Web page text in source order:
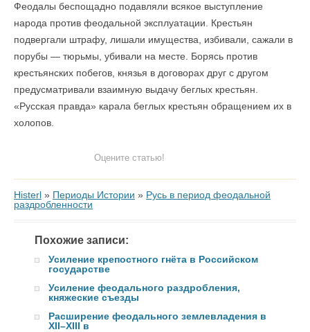
Феодалы беспощадно подавляли всякое выступление
народа против феодальной эксплуатации. Крестьян
подвергали штрафу, лишали имущества, избивали, сажали в
порубы — тюрьмы, убивали на месте. Борясь против
крестьянских побегов, князья в договорах друг с другом
предусматривали взаимную выдачу беглых крестьян.
«Русская правда» карала беглых крестьян обращением их в
холопов.
Оцените статью!
Histerl » Периоды Истории » Русь в период феодальной
раздробленности
Похожие записи:
Усиление крепостного гнёта в Российском
государстве
Усиление феодального раздробления,
княжеские съезды
Расширение феодального землевладения в
ХII–ХIII в